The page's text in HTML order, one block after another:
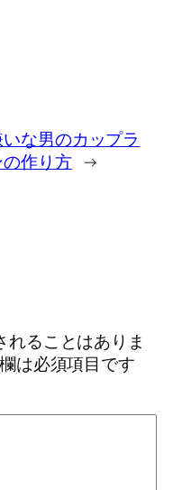
な男のカップラ
作り方 →
れることはありま
は必須項目です